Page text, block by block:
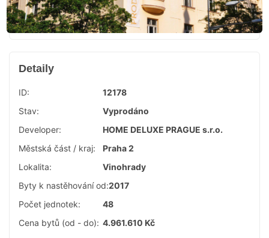
Detaily
ID:
12178
Stav:
Vyprodáno
Developer:
HOME DELUXE PRAGUE s.r.o.
Městská část / kraj:
Praha 2
Lokalita:
Vinohrady
Byty k nastěhování od:2017
Počet jednotek:
48
Cena bytů (od - do): 4.961.610 Kč